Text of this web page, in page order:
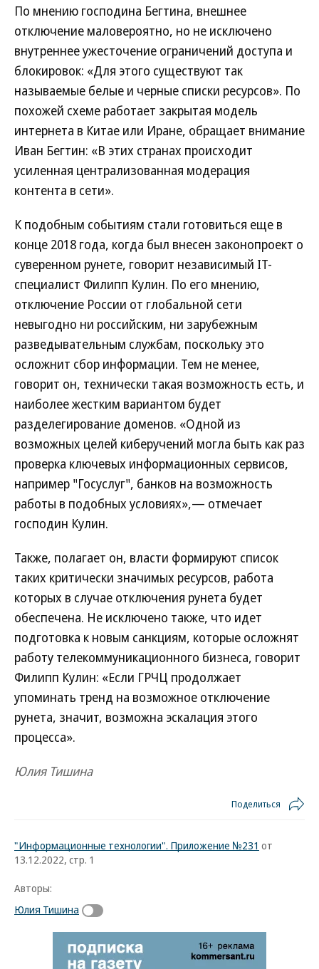
По мнению господина Бегтина, внешнее
отключение маловероятно, но не исключено
внутреннее ужесточение ограничений доступа и
блокировок: «Для этого существуют так
называемые белые и черные списки ресурсов». По
похожей схеме работает закрытая модель
интернета в Китае или Иране, обращает внимание
Иван Бегтин: «В этих странах происходит
усиленная централизованная модерация
контента в сети».
К подобным событиям стали готовиться еще в
конце 2018 года, когда был внесен законопроект о
суверенном рунете, говорит независимый IT-
специалист Филипп Кулин. По его мнению,
отключение России от глобальной сети
невыгодно ни российским, ни зарубежным
разведывательным службам, поскольку это
осложнит сбор информации. Тем не менее,
говорит он, технически такая возможность есть, и
наиболее жестким вариантом будет
разделегирование доменов. «Одной из
возможных целей киберучений могла быть как раз
проверка ключевых информационных сервисов,
например "Госуслуг", банков на возможность
работы в подобных условиях»,— отмечает
господин Кулин.
Также, полагает он, власти формируют список
таких критически значимых ресурсов, работа
которых в случае отключения рунета будет
обеспечена. Не исключено также, что идет
подготовка к новым санкциям, которые осложнят
работу телекоммуникационного бизнеса, говорит
Филипп Кулин: «Если ГРЧЦ продолжает
упоминать тренд на возможное отключение
рунета, значит, возможна эскалация этого
процесса».
Юлия Тишина
Поделиться
"Информационные технологии". Приложение №231 от
13.12.2022, стр. 1
Авторы:
Юлия Тишина